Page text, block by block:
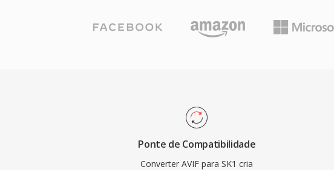
Ponte de Compatibilidade
Converter AVIF para SK1 cria